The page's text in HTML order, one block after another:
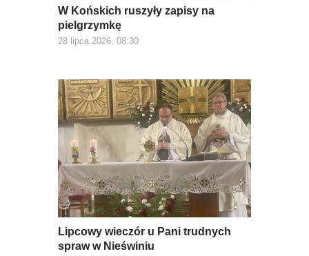
W Końskich ruszyły zapisy na
pielgrzymkę
28 lipca 2026, 08:30
Lipcowy wieczór u Pani trudnych
spraw w Nieświniu